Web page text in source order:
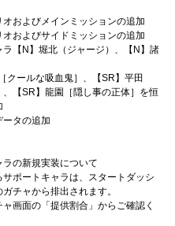
オおよびメインミッションの追加
オおよびサイドミッションの追加
ラ【N】堀北（ジャージ）、【N】諸
クールな吸血鬼］、【SR】平田
、【SR】龍園［隠し事の正体］を恒
ータの追加
の新規実装について
ポートキャラは、スタートダッシ
チャから排出されます。
画面の「提供割合」からご確認く